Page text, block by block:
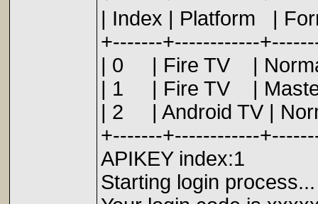
| Index |
+-------+------------
| 0 | Fire TV |
| 1 | Fire TV |
| 2 | Android TV |
+-------+------------
APIKEY index:1
Starting login process...